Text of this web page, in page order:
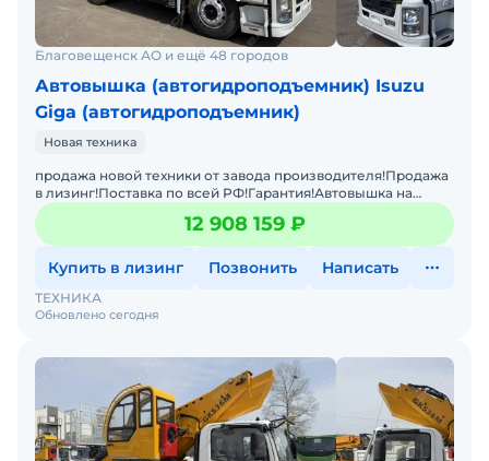
Благовещенск АО и ещё 48 городов
Автовышка (автогидроподъемник) Isuzu
Giga (автогидроподъемник)
Новая техника
продажа новой техники от завода производителя!Продажа
в лизинг!Поставка по всей РФ!Гарантия!Автовышка на
шасси ISUZU 4х2, с двигателем мощностью 151 кВт (205 л
12 908 159 ₽
Купить в лизинг Позвонить Написать
Обновлено сегодня
ТЕХНИКА